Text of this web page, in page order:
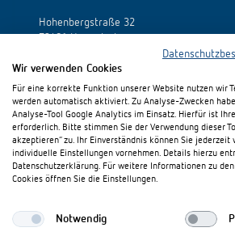
Hohenbergstraße 32
72401 Haigerloch
Fax: +49 (0)74 74/692-150
E-Mail:info@theben.de
Besuchen Sie uns auf:
Wir verwenden Cookies
Für eine korrekte Funktion unserer Website nutzen wir
werden automatisch aktiviert. Zu Analyse-Zwecken
Analyse-Tool Google Analytics im Einsatz. Hierfür ist
erforderlich. Bitte stimmen Sie der Verwendung dieser
akzeptieren“ zu. Ihr Einverständnis können Sie jederzeit
individuelle Einstellungen vornehmen. Details hierzu
Datenschutzerklärung. Für weitere Informationen zu
Cookies öffnen Sie die Einstellungen.
Notwendig